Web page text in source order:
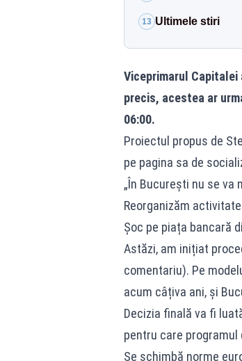
13 Ultimele stiri
Viceprimarul Capitalei
precis, acestea ar
06:00.
Proiectul propus de
pe pagina sa de
„În București nu se
Reorganizăm
Șoc pe piața bancară
Astăzi, am inițiat
comentariu). Pe
acum câțiva ani, și
Decizia finală va fi
pentru care programul
Se schimbă norme